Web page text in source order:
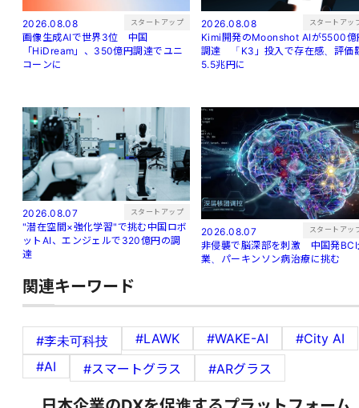
2026.08.08 スタートアップ
画像生成AIで世界3位 中国
「HiDream」、350億円調達でユニ
コーンに
2026.08.08 スタートアッ
Kimi開発のMoonshot AIが5500億
調達 「K3」投入で存在感、評価
5.5兆円に
2026.08.07 スタートアップ
"潜在空間×強化学習"で挑む中国ロボ
ットAI、エンジェルで320億円の調
達
2026.08.07 スタートアッ
非侵襲で脳深部を刺激 中国発BCI
業、パーキンソン病治療に挑む
関連キーワード
#李未可科技 #LAWK #WAKE-AI
#City AI
#AI
#スマートグラス #ARグラス